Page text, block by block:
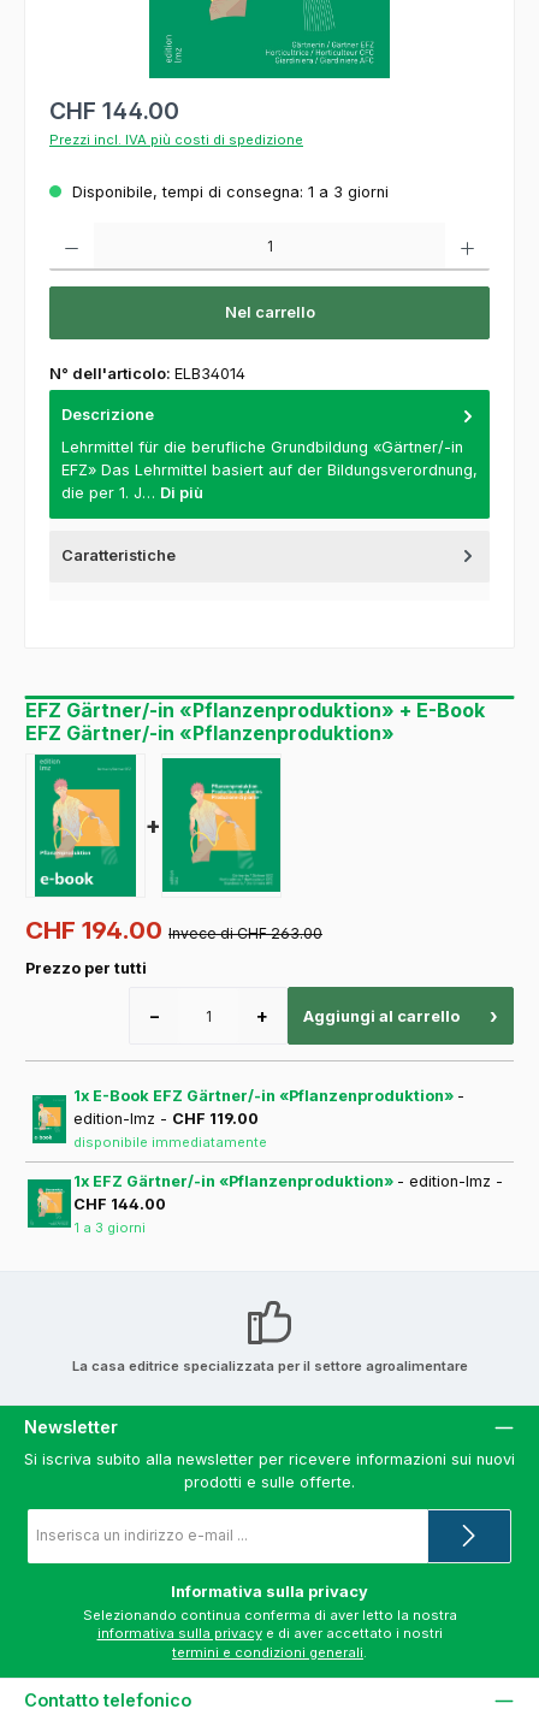
CHF 144.00
Prezzi incl. IVA più costi di spedizione
Disponibile, tempi di consegna: 1 a 3 giorni
Nel carrello
N° dell'articolo: ELB34014
Descrizione
Lehrmittel für die berufliche Grundbildung «Gärtner/-in
EFZ» Das Lehrmittel basiert auf der Bildungsverordnung,
die per 1. J… Di più
Caratteristiche
EFZ Gärtner/-in «Pflanzenproduktion» + E-Book
EFZ Gärtner/-in «Pflanzenproduktion»
+
CHF 194.00 Invece di CHF 263.00
Prezzo per tutti
− + Aggiungi al carrello ›
1x E-Book EFZ Gärtner/-in «Pflanzenproduktion» -
edition-lmz - CHF 119.00
disponibile immediatamente
1x EFZ Gärtner/-in «Pflanzenproduktion» - edition-lmz -
CHF 144.00
1 a 3 giorni
La casa editrice specializzata per il settore agroalimentare
Newsletter
Si iscriva subito alla newsletter per ricevere informazioni sui nuovi
prodotti e sulle offerte.
e-
*
Informativa sulla privacy
informativa sulla privacy
termini e condizioni generali.
Contatto telefonico